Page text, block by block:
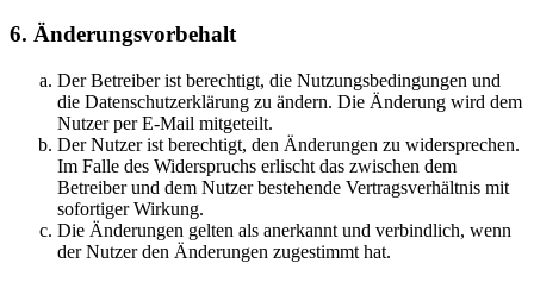
6. Änderungsvorbehalt
Der Betreiber ist berechtigt, die Nutzungsbedingungen und
die Datenschutzerklärung zu ändern. Die Änderung wird dem
Nutzer per E-Mail mitgeteilt.
Der Nutzer ist berechtigt, den Änderungen zu widersprechen.
Im Falle des Widerspruchs erlischt das zwischen dem
Betreiber und dem Nutzer bestehende Vertragsverhältnis mit
sofortiger Wirkung.
Die Änderungen gelten als anerkannt und verbindlich, wenn
der Nutzer den Änderungen zugestimmt hat.